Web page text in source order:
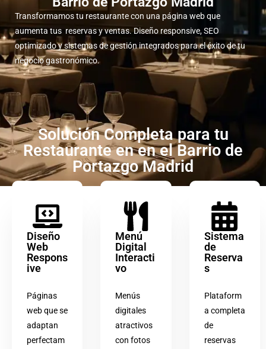
Transformamos tu restaurante con una página web que
aumenta tus reservas y ventas. Diseño responsive, SEO
optimizado y sistemas de gestión integrados para el éxito de tu
negocio gastronómico.
Solución Completa para tu
Restaurante en en el Barrio de
Portazgo Madrid
Diseño
Web
Respons
ive
Páginas
web que se
adaptan
perfectam
Menú
Digital
Interacti
vo
Menús
digitales
atractivos
con fotos
Sistema
de
Reserva
s
Plataform
a completa
de
reservas